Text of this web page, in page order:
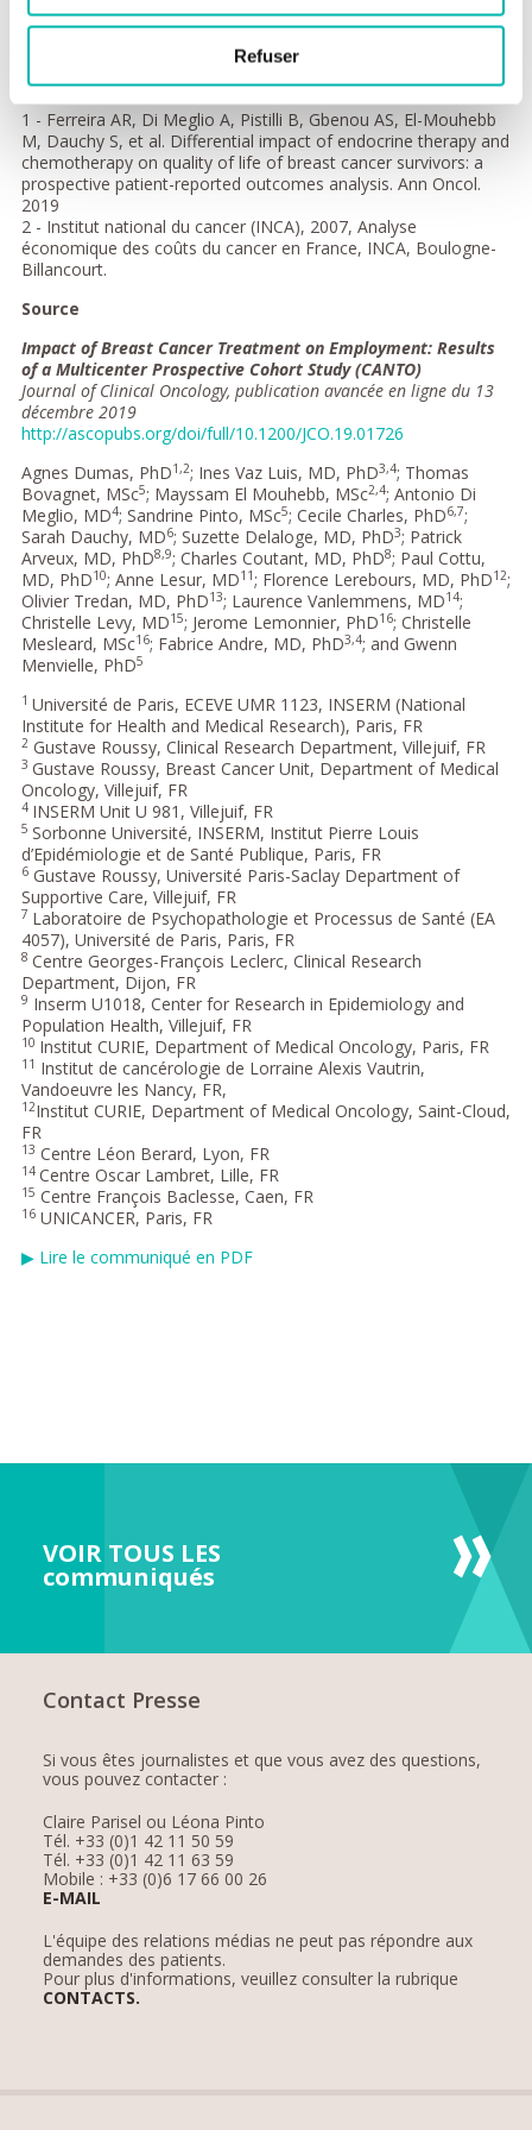
Refuser
ARC pour la recherche sur le cancer, l’association Susan G.
Komen, le programme Odyssea et la Fondation Gustave
Roussy ; l’étude CANTO est soutenue par l’Agence nationale de
la recherche, la Ligue Nationale contre le cancer et l’IRESP.
1 - Ferreira AR, Di Meglio A, Pistilli B, Gbenou AS, El-Mouhebb
M, Dauchy S, et al. Differential impact of endocrine therapy and
chemotherapy on quality of life of breast cancer survivors: a
prospective patient-reported outcomes analysis. Ann Oncol.
2019
2 - Institut national du cancer (INCA), 2007, Analyse
économique des coûts du cancer en France, INCA, Boulogne-
Billancourt.
Source
Impact of Breast Cancer Treatment on Employment: Results
of a Multicenter Prospective Cohort Study (CANTO)
Journal of Clinical Oncology, publication avancée en ligne du 13
décembre 2019
http://ascopubs.org/doi/full/10.1200/JCO.19.01726
Agnes Dumas, PhD1,2; Ines Vaz Luis, MD, PhD3,4; Thomas
Bovagnet, MSc5; Mayssam El Mouhebb, MSc2,4; Antonio Di
Meglio, MD4; Sandrine Pinto, MSc5; Cecile Charles, PhD6,7;
Sarah Dauchy, MD6; Suzette Delaloge, MD, PhD3; Patrick
Arveux, MD, PhD8,9; Charles Coutant, MD, PhD8; Paul Cottu,
MD, PhD10; Anne Lesur, MD11; Florence Lerebours, MD, PhD12;
Olivier Tredan, MD, PhD13; Laurence Vanlemmens, MD14;
Christelle Levy, MD15; Jerome Lemonnier, PhD16; Christelle
Mesleard, MSc16; Fabrice Andre, MD, PhD3,4; and Gwenn
Menvielle, PhD5
1 Université de Paris, ECEVE UMR 1123, INSERM (National
Institute for Health and Medical Research), Paris, FR
2Gustave Roussy, Clinical Research Department, Villejuif, FR
3 Gustave Roussy, Breast Cancer Unit, Department of Medical
Oncology, Villejuif, FR
4 INSERM Unit U 981, Villejuif, FR
5 Sorbonne Université, INSERM, Institut Pierre Louis
d’Epidémiologie et de Santé Publique, Paris, FR
6Gustave Roussy, Université Paris-Saclay Department of
Supportive Care, Villejuif, FR
7 Laboratoire de Psychopathologie et Processus de Santé (EA
4057), Université de Paris, Paris, FR
8 Centre Georges-François Leclerc, Clinical Research
Department, Dijon, FR
9 Inserm U1018, Center for Research in Epidemiology and
Population Health, Villejuif, FR
10 Institut CURIE, Department of Medical Oncology, Paris, FR
11 Institut de cancérologie de Lorraine Alexis Vautrin,
Vandoeuvre les Nancy, FR,
12Institut CURIE, Department of Medical Oncology, Saint-Cloud,
FR
13 Centre Léon Berard, Lyon, FR
14 Centre Oscar Lambret, Lille, FR
15 Centre François Baclesse, Caen, FR
16UNICANCER, Paris, FR
▶ Lire le communiqué en PDF
VOIR TOUS LES
communiqués
Contact Presse
Si vous êtes journalistes et que vous avez des questions,
vous pouvez contacter :
Claire Parisel ou Léona Pinto
Tél. +33 (0)1 42 11 50 59
Tél. +33 (0)1 42 11 63 59
Mobile : +33 (0)6 17 66 00 26
E-MAIL
L'équipe des relations médias ne peut pas répondre aux
demandes des patients.
Pour plus d'informations, veuillez consulter la rubrique
CONTACTS.